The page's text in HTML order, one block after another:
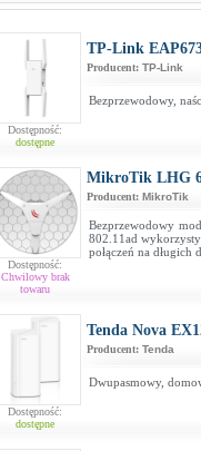
Dostępność:
dostępne
TP-Link
Producent: TP-Link
Bezprzewodowy,
Dostępność:
Chwilowy brak
towaru
MikroTik LHG
Producent: MikroTik
Bezprzewodowy
802.11ad
połączeń na długich
Dostępność:
dostępne
Tenda Nova
Producent: Tenda
Dwupasmowy,